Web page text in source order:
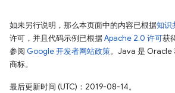
如未另行说明，那么本页面中的内容已根据知识
许可，并且代码示例已根据Apache 2.0 许可获
参阅 Google 开发者网站政策。Java 是 Oracle
商标。
最后更新时间 (UTC)：2019-08-14。